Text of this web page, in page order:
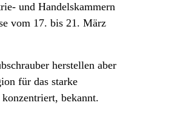
und Handelskammern
vom 17. bis 21. März
herstellen aber
für das starke
bekannt.